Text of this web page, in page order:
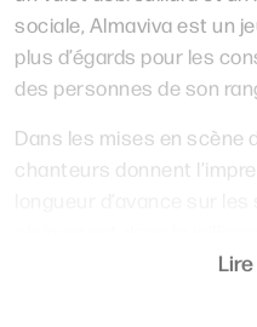
sociale, Almaviva est un
plus d’égards pour les
des personnes de son
Dans les mises en scène
chanteurs donnent
Ce parti pris grisant